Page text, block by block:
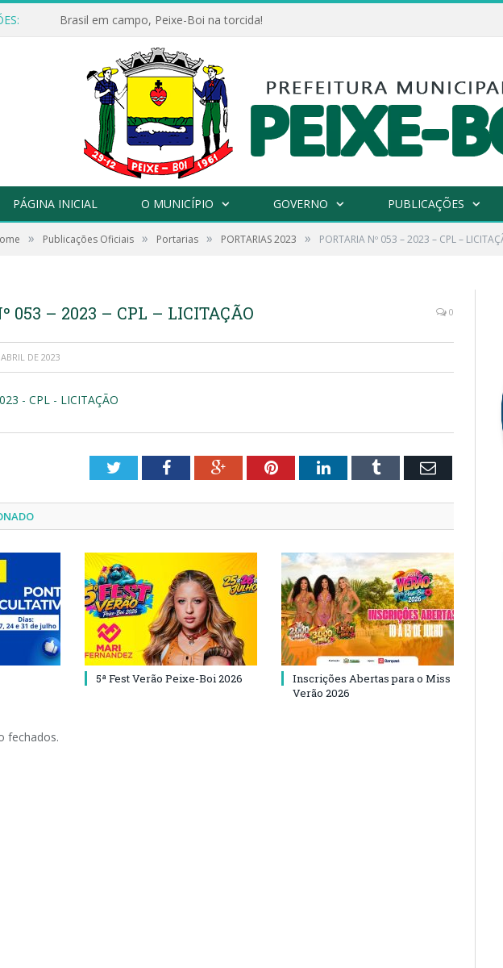
Brasil em campo, Peixe-Boi na torcida!
PÁGINA INICIAL O MUNICÍPIO GOVERNO PUBLICAÇÕES
» Publicações Oficiais » Portarias » PORTARIAS 2023 » PORTARIA Nº 053 – 2023 – CPL –
053 – 2023 – CPL – LICITAÇÃO 0
DE 2023
- CPL - LICITAÇÃO
TwitterFacebookGoogle+PinterestLinkedInTumblr Email
5ª Fest Verão Peixe-Boi 2026
Inscrições Abertas para o Miss
Verão 2026
fechados.